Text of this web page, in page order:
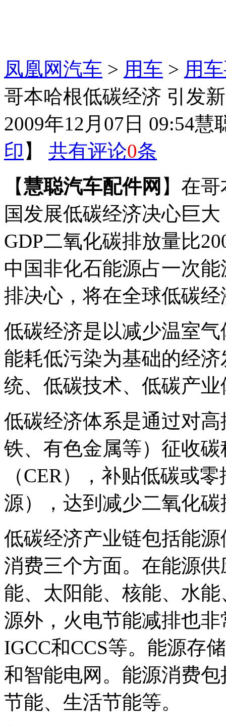
凤凰网汽车 > 用车 > 用
哥本哈根低碳经济 引发
2009年12月07日 09:54慧
印 】 共有评论0条
【慧聪汽车配件网 】在
国发展低碳经济决心巨
GDP二氧化碳排放量比
中国非化石能源占一次
排决心，将在全球低碳
低碳经济是以减少温室
能耗低污染为基础的经
统、低碳技术、低碳产业
低碳经济体系是通过对
铁、有色金属等）征收
（CER），补贴低碳或
源），达到减少二氧化
低碳经济产业链包括能
消费三个方面。在能源
能、太阳能、核能、水
源外，火电节能减排也
IGCC和CCS等。能源存
和智能电网。能源消费
节能、生活节能等。